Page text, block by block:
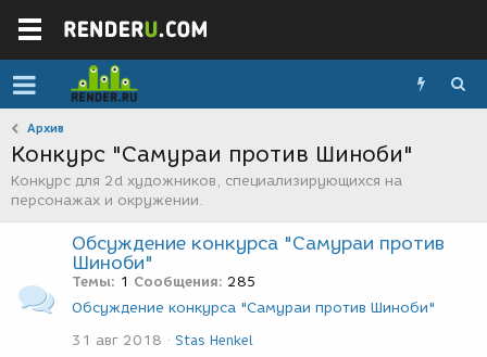
Архив
Конкурс "Самураи против Шиноби"
Конкурс для 2d художников, специализирующихся на
персонажах и окружении.
Обсуждение конкурса "Самураи против
Шиноби"
Темы 1 Сообщения
285
Обсуждение конкурса "Самураи против Шиноби"
31 авг 2018
Stas Henkel